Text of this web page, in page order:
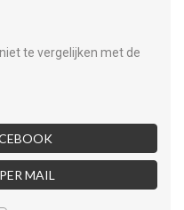
te vergelijken met de
MAIL